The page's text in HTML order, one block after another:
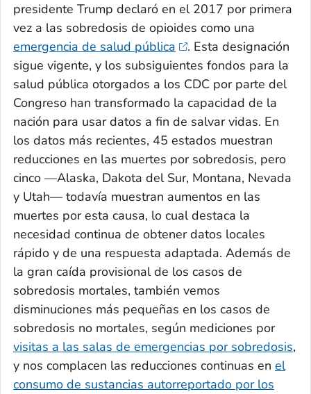
presidente Trump declaró en el 2017 por primera
vez a las sobredosis de opioides como una
emergencia de salud pública
. Esta designación
sigue vigente, y los subsiguientes fondos para la
salud pública otorgados a los CDC por parte del
Congreso han transformado la capacidad de la
nación para usar datos a fin de salvar vidas. En
los datos más recientes, 45 estados muestran
reducciones en las muertes por sobredosis, pero
cinco —Alaska, Dakota del Sur, Montana, Nevada
y Utah— todavía muestran aumentos en las
muertes por esta causa, lo cual destaca la
necesidad continua de obtener datos locales
rápido y de una respuesta adaptada. Además de
la gran caída provisional de los casos de
sobredosis mortales, también vemos
disminuciones más pequeñas en los casos de
sobredosis no mortales, según mediciones por
visitas a las salas de emergencias por sobredosis,
y nos complacen las reducciones continuas en el
consumo de sustancias autorreportado por los